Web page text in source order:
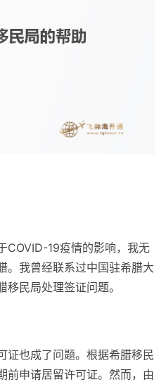
COVID-19疫情的影响，我无
。我曾经联系过中国驻希腊大
民局处理签证问题。
证也成了问题。根据希腊移民
前申请居留许可证。然而，由